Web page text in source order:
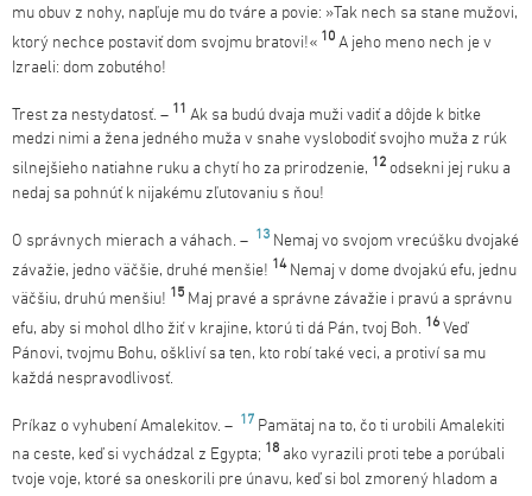
mu obuv z nohy, napľuje mu do tváre a povie: »Tak nech sa stane mužovi,
ktorý nechce postaviť dom svojmu bratovi!« 10 A jeho meno nech je v
Izraeli: dom zobutého!
Trest za nestydatosť. – 11 Ak sa budú dvaja muži vadiť a dôjde k bitke
medzi nimi a žena jedného muža v snahe vyslobodiť svojho muža z rúk
silnejšieho natiahne ruku a chytí ho za prirodzenie, 12 odsekni jej ruku a
nedaj sa pohnúť k nijakému zľutovaniu s ňou!
O správnych mierach a váhach. – 13 Nemaj vo svojom vrecúšku dvojaké
závažie, jedno väčšie, druhé menšie! 14 Nemaj v dome dvojakú efu, jednu
väčšiu, druhú menšiu! 15 Maj pravé a správne závažie i pravú a správnu
efu, aby si mohol dlho žiť v krajine, ktorú ti dá Pán, tvoj Boh. 16 Veď
Pánovi, tvojmu Bohu, oškliví sa ten, kto robí také veci, a protiví sa mu
každá nespravodlivosť.
Príkaz o vyhubení Amalekitov. – 17 Pamätaj na to, čo ti urobili Amalekiti
na ceste, keď si vychádzal z Egypta; 18 ako vyrazili proti tebe a porúbali
tvoje voje, ktoré sa oneskorili pre únavu, keď si bol zmorený hladom a